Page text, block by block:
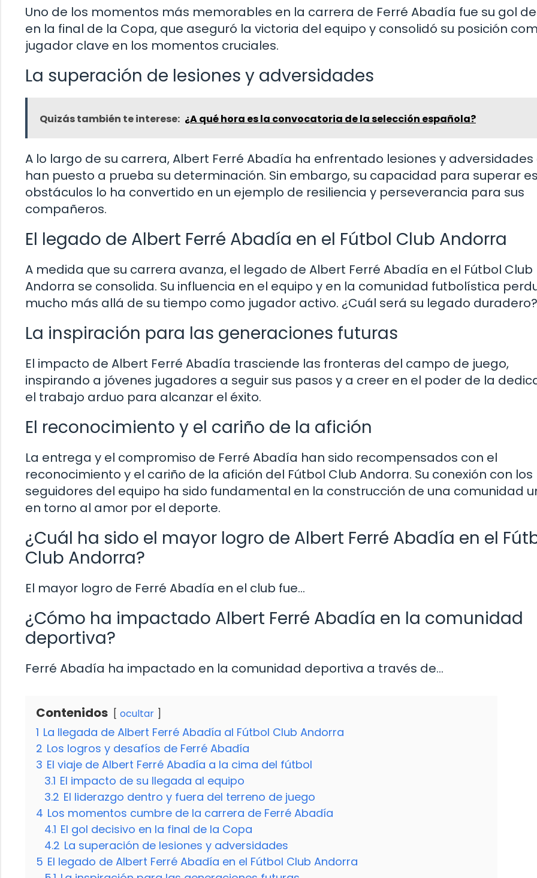
Uno de los momentos más memorables en la carrera de Ferré Abadía fue su gol
en la final de la Copa, que aseguró la victoria del equipo y consolidó su posición
jugador clave en los momentos cruciales.
La superación de lesiones y adversidades
Quizás también te interese: ¿A qué hora es la convocatoria de la selección española?
A lo largo de su carrera, Albert Ferré Abadía ha enfrentado lesiones y adversidades
han puesto a prueba su determinación. Sin embargo, su capacidad para superar
obstáculos lo ha convertido en un ejemplo de resiliencia y perseverancia para sus
compañeros.
El legado de Albert Ferré Abadía en el Fútbol Club Andorra
A medida que su carrera avanza, el legado de Albert Ferré Abadía en el Fútbol Club
Andorra se consolida. Su influencia en el equipo y en la comunidad futbolística
mucho más allá de su tiempo como jugador activo. ¿Cuál será su legado duradero?
La inspiración para las generaciones futuras
El impacto de Albert Ferré Abadía trasciende las fronteras del campo de juego,
inspirando a jóvenes jugadores a seguir sus pasos y a creer en el poder de la
el trabajo arduo para alcanzar el éxito.
El reconocimiento y el cariño de la afición
La entrega y el compromiso de Ferré Abadía han sido recompensados con el
reconocimiento y el cariño de la afición del Fútbol Club Andorra. Su conexión con los
seguidores del equipo ha sido fundamental en la construcción de una comunidad
en torno al amor por el deporte.
¿Cuál ha sido el mayor logro de Albert Ferré Abadía en el
Club Andorra?
El mayor logro de Ferré Abadía en el club fue…
¿Cómo ha impactado Albert Ferré Abadía en la comunidad
deportiva?
Ferré Abadía ha impactado en la comunidad deportiva a través de…
Contenidos ocultar
1 La llegada de Albert Ferré Abadía al Fútbol Club Andorra
2 Los logros y desafíos de Ferré Abadía
3 El viaje de Albert Ferré Abadía a la cima del fútbol
3.1 El impacto de su llegada al equipo
3.2 El liderazgo dentro y fuera del terreno de juego
4 Los momentos cumbre de la carrera de Ferré Abadía
4.1 El gol decisivo en la final de la Copa
4.2 La superación de lesiones y adversidades
5 El legado de Albert Ferré Abadía en el Fútbol Club Andorra